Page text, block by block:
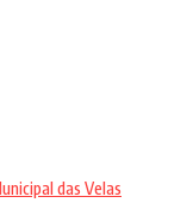
das Velas